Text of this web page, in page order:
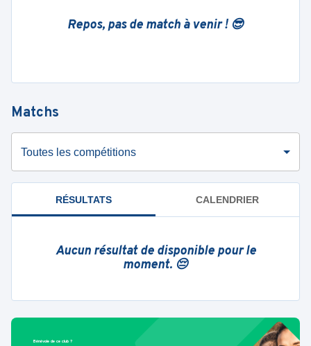
Repos, pas de match à venir ! 😎
Matchs
Toutes les compétitions
RÉSULTATS CALENDRIER
Aucun résultat de disponible pour le
moment. 😔
Bénévole de ce club ?